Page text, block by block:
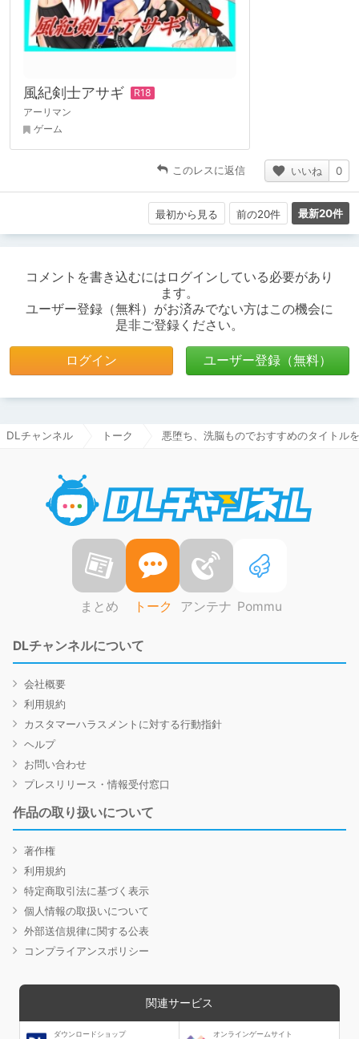
風紀剣士アサギ
アーリマン
ゲーム
このレスに返信 いいね 0
最初から見る 前の20件 最新20件
コメントを書き込むにはログインしている必要があり
ます。
ユーザー登録（無料）がお済みでない方はこの機会に
是非ご登録ください。
ログイン ユーザー登録（無料）
DLチャンネル トーク 悪堕ち、洗脳ものでおすすめのタイトル
まとめ トーク アンテナ Pommu
DLチャンネルについて
会社概要
利用規約
カスタマーハラスメントに対する行動指針
ヘルプ
お問い合わせ
プレスリリース・情報受付窓口
作品の取り扱いについて
著作権
利用規約
特定商取引法に基づく表示
個人情報の取扱いについて
外部送信規律に関する公表
コンプライアンスポリシー
関連サービス
ダウンロードショップ オンラインゲームサイト